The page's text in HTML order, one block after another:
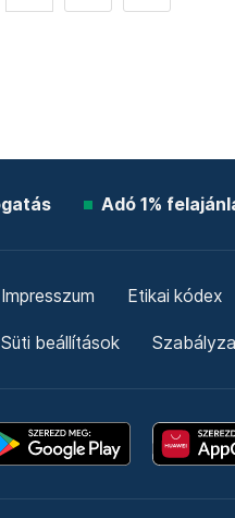
Adó 1%
Impresszum Etikai kódex
Süti beállítások